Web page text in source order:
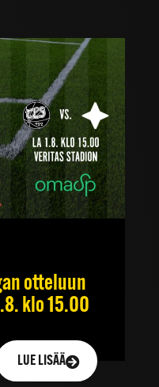
otteluun
klo 15.00
LUE LISÄÄ